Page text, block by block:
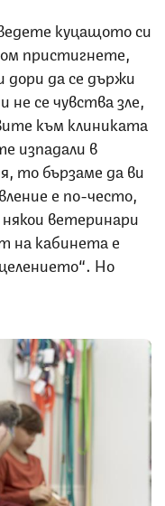
куцащото си
пристигнете,
дори да се държи
се чувства зле,
към клиниката
изпадали в
то бързаме да ви
е по-често,
ветеринари
на кабинета е
Но